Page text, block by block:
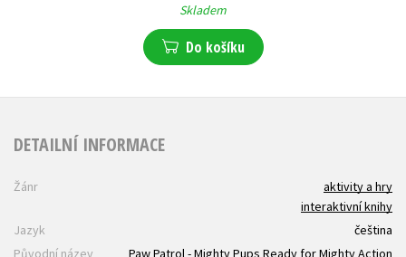
Skladem
Do košíku
DETAILNÍ INFORMACE
Žánr
aktivity a hry
interaktivní knihy
Jazyk
čeština
Původní název
Paw Patrol - Mighty Pups Ready for Mighty Action